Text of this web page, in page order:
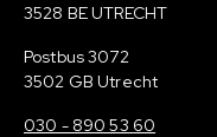
3528 BE UTRECHT
Postadres
Postbus 3072
3502 GB Utrecht
030 - 890 53 60